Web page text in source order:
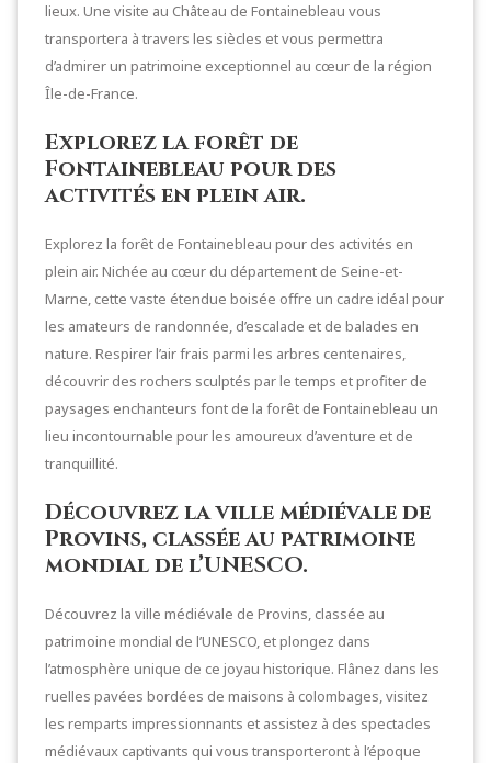
lieux. Une visite au Château de Fontainebleau vous
transportera à travers les siècles et vous permettra
d’admirer un patrimoine exceptionnel au cœur de la région
Île-de-France.
Explorez la forêt de
Fontainebleau pour des
activités en plein air.
Explorez la forêt de Fontainebleau pour des activités en
plein air. Nichée au cœur du département de Seine-et-
Marne, cette vaste étendue boisée offre un cadre idéal pour
les amateurs de randonnée, d’escalade et de balades en
nature. Respirer l’air frais parmi les arbres centenaires,
découvrir des rochers sculptés par le temps et profiter de
paysages enchanteurs font de la forêt de Fontainebleau un
lieu incontournable pour les amoureux d’aventure et de
tranquillité.
Découvrez la ville médiévale de
Provins, classée au patrimoine
mondial de l’UNESCO.
Découvrez la ville médiévale de Provins, classée au
patrimoine mondial de l’UNESCO, et plongez dans
l’atmosphère unique de ce joyau historique. Flânez dans les
ruelles pavées bordées de maisons à colombages, visitez
les remparts impressionnants et assistez à des spectacles
médiévaux captivants qui vous transporteront à l’époque